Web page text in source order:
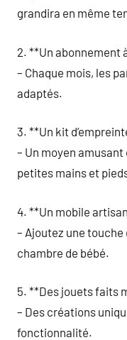
grandira en même
2. **Un abonnement
– Chaque mois, les
adaptés.
3. **Un kit
– Un moyen
petites mains et
4. **Un mobile
– Ajoutez une
chambre de bébé.
5. **Des jouets faits
– Des créations
fonctionnalité.